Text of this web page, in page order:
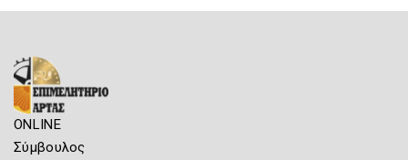
ONLINE
Σύμβουλος